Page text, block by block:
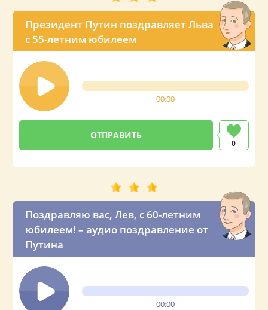
Президент Путин поздравляет Льва
с 55-летним юбилеем
00:00
0
Поздравляю вас, Лев, с 60-летним
юбилеем! – аудио поздравление от
Путина
00:00